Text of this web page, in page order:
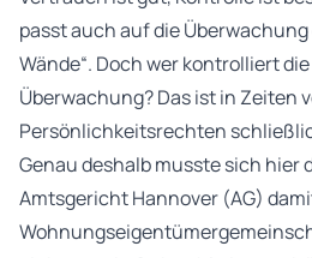
passt auch auf die Überwachung
Wände“. Doch wer kontrolliert
Überwachung? Das ist in Zeiten
Persönlichkeitsrechten
Genau deshalb musste sich hier
Amtsgericht Hannover (AG)